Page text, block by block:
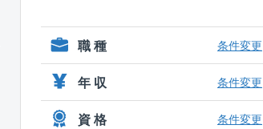
職 種 条件変更
年 収 条件変更
資 格 条件変更